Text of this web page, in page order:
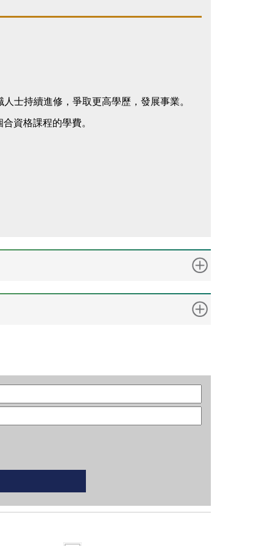
士持續進修，爭取更高學歷，發展事業。
資格課程的學費。